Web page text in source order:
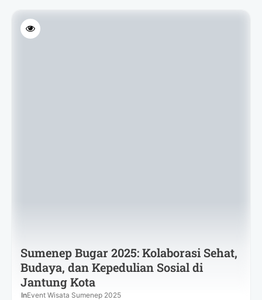
Sumenep Bugar 2025: Kolaborasi Sehat,
Budaya, dan Kepedulian Sosial di
Jantung Kota
InEvent Wisata Sumenep 2025